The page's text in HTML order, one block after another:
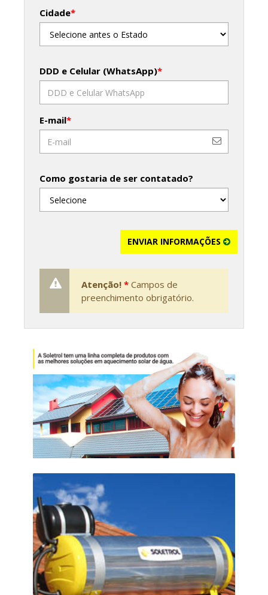
Cidade*
DDD e Celular (WhatsApp)*
E-mail*
Como gostaria de ser contatado?
ENVIAR INFORMAÇÕES
Atenção! * Campos de
preenchimento obrigatório.